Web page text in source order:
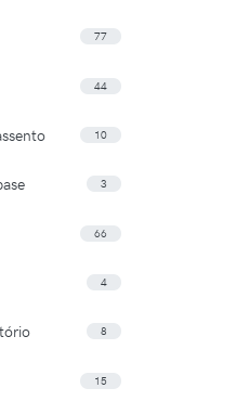
77
44
10
3
66
4
8
15